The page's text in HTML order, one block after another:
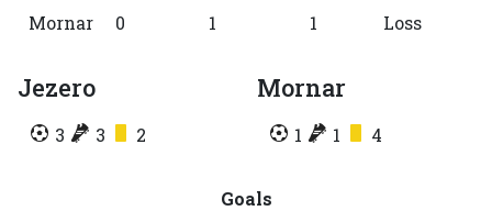
Mornar 0 1 1 Loss
Jezero
3 3 2
Mornar
1 1 4
Goals